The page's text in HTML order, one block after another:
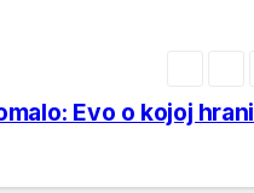
Evo o kojoj